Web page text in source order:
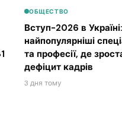
ОБЩЕСТВО
Вступ-2026 в Україні:
найпопулярніші
та професії, де
дефіцит кадрів
3 дня тому